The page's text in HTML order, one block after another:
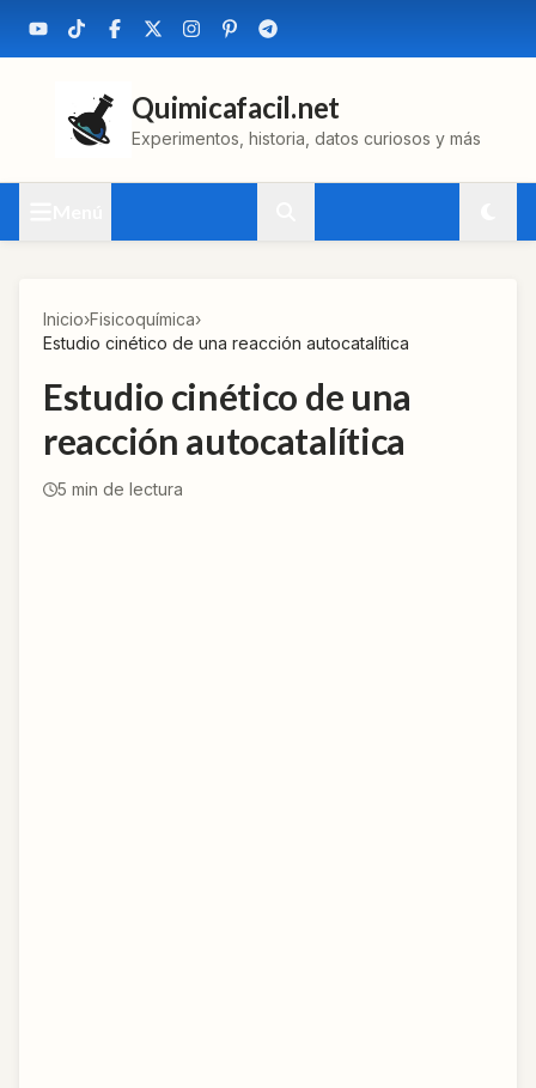
Quimicafacil.net
Experimentos, historia, datos curiosos y más
Inicio›Fisicoquímica›
Estudio cinético de una reacción autocatalítica
Estudio cinético de una
reacción autocatalítica
5 min de lectura